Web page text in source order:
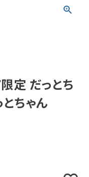
定 だっとち
ちゃん